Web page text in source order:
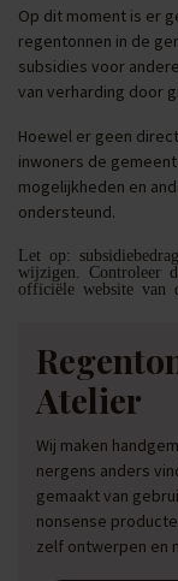
Op dit moment is er
regentonnen in de
subsidies voor
van verharding door
Hoewel er geen
inwoners de
mogelijkheden en
ondersteund.
Let op:
wijzigen. Controleer
officiële website van
Atelier
Wij maken
nergens anders
gemaakt van
nonsense
zelf ontwerpen en